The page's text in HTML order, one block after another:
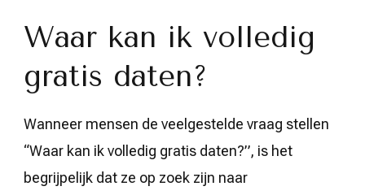
Waar kan ik volledig
gratis daten?
Wanneer mensen de veelgestelde vraag stellen
“Waar kan ik volledig gratis daten?”, is het
begrijpelijk dat ze op zoek zijn naar